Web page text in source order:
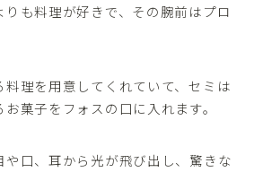
も料理が好きで、その腕前はプロ
理を用意してくれていて、セミは
菓子をフォスの口に入れます。
や口、耳から光が飛び出し、驚きな